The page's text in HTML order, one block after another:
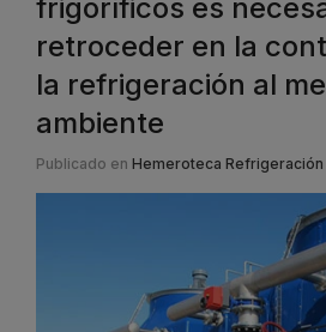
frigoríficos es
retroceder en la
la refrigeración al
ambiente
Publicado en Hemeroteca Refrigeración